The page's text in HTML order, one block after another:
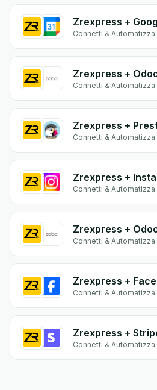
Zrexpress +
Connetti & Automatizza
Zrexpress +
Connetti & Automatizza
Zrexpress +
Connetti & Automatizza
Zrexpress +
Connetti & Automatizza
Zrexpress +
Connetti & Automatizza
Connetti & Automatizza
Zrexpress +
Connetti & Automatizza